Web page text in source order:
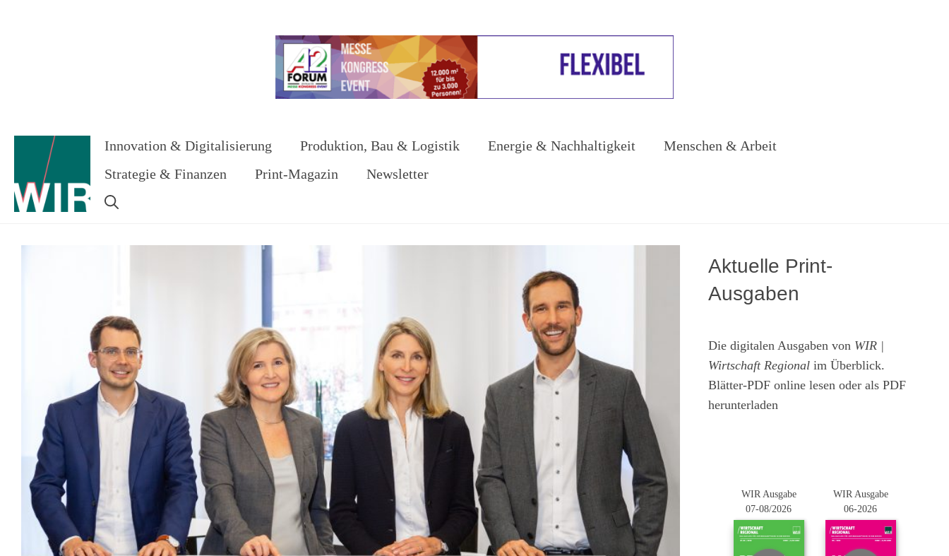
Innovation & Digitalisierung Produktion, Bau & Logistik Energie & Nachhaltigkeit
Menschen & Arbeit
Strategie & Finanzen
Print-Magazin Newsletter
Aktuelle Print-
Ausgaben
Die digitalen Ausgaben von WIR |
Wirtschaft Regional im Überblick.
Blätter-PDF online lesen oder als PDF
herunterladen
WIR Ausgabe
07-08/2026
WIR Ausgabe
06-2026